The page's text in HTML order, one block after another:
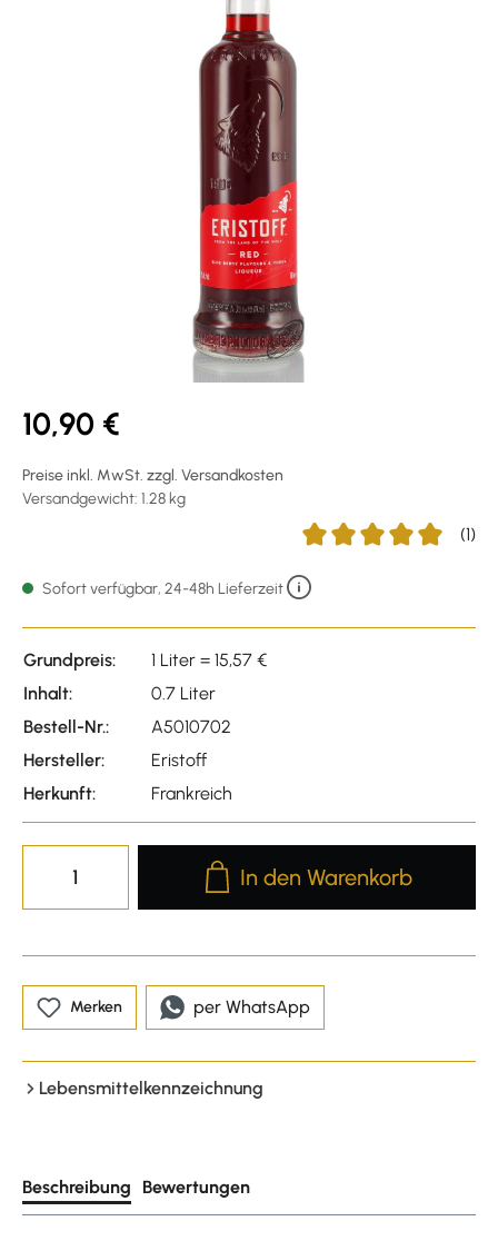
10,90 €
Preise inkl. MwSt. zzgl. Versandkosten
Versandgewicht: 1.28 kg
(1)
Sofort verfügbar, 24-48h Lieferzeit
Grundpreis:
1 Liter = 15,57 €
Inhalt:
0.7 Liter
Bestell-Nr.:
A5010702
Hersteller:
Eristoff
Herkunft:
Frankreich
Produkt Anzahl: Gib den
In den Warenkorb
Merken per WhatsApp
Lebensmittelkennzeichnung
Beschreibung Bewertungen